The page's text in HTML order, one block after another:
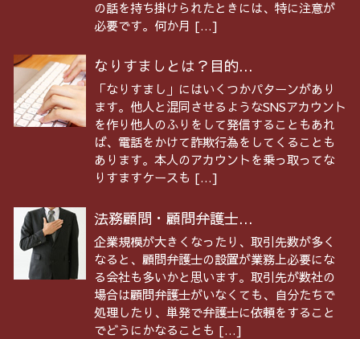
の話を持ち掛けられたときには、特に注意が
必要です。何か月 […]
なりすましとは？目的...
「なりすまし」にはいくつかパターンがあり
ます。他人と混同させるようなSNSアカウント
を作り他人のふりをして発信することもあれ
ば、電話をかけて詐欺行為をしてくることも
あります。本人のアカウントを乗っ取ってな
りすますケースも […]
法務顧問・顧問弁護士...
企業規模が大きくなったり、取引先数が多く
なると、顧問弁護士の設置が業務上必要にな
る会社も多いかと思います。取引先が数社の
場合は顧問弁護士がいなくても、自分たちで
処理したり、単発で弁護士に依頼をすること
でどうにかなることも […]